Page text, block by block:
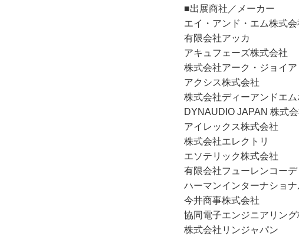
■出展商社／メーカー
エイ・アンド・エム株式会
有限会社アッカ
アキュフェーズ株式会社
株式会社アーク・ジョイア
アクシス株式会社
株式会社ディーアンドエ
DYNAUDIO JAPAN 株式
アイレックス株式会社
株式会社エレクトリ
エソテリック株式会社
有限会社フューレンコーデ
ハーマンインターナショ
今井商事株式会社
協同電子エンジニアリン
株式会社リンジャパン